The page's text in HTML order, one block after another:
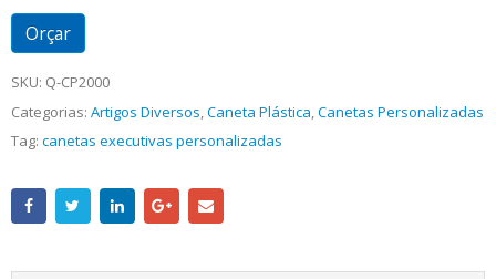
Orçar
SKU: Q-CP2000
Categorias: Artigos Diversos,Caneta Plástica,Canetas Personalizadas
Tag: canetas executivas personalizadas